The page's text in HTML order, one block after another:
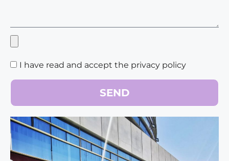
I have read and accept the privacy policy
SEND